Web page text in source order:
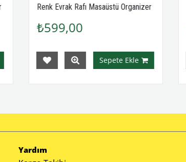
Renk Evrak Rafı Masaüstü Organizer
₺599,00
Sepete Ekle
Yardım